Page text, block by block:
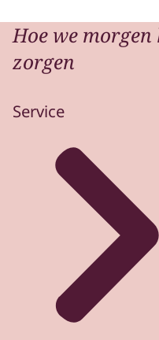
Hoe we
zorgen
Service